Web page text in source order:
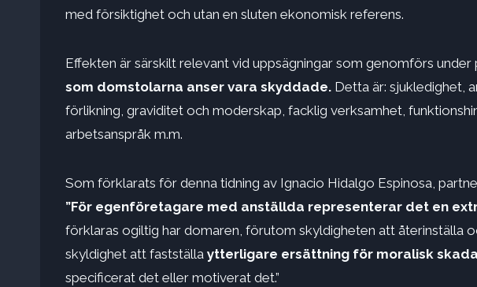
med försiktighet och utan en sluten ekonomisk referens.
Effekten är särskilt relevant vid uppsägningar som genomförs
som domstolarna anser vara skyddade. Detta är: sjukledighet,
förlikning, graviditet och moderskap, facklig verksamhet,
arbetsanspråk m.m.
Som förklarats för denna tidning av Ignacio Hidalgo Espinosa,
”För egenföretagare med anställda representerar det en
förklaras ogiltig har domaren, förutom skyldigheten att återinställa
skyldighet att fastställa ytterligare ersättning för moralisk
specificerat det eller motiverat det.”